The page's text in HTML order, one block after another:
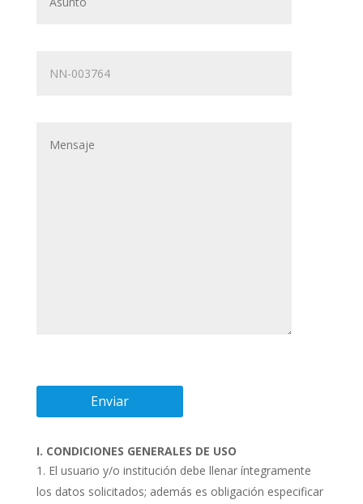
I. CONDICIONES GENERALES DE USO
El usuario y/o institución debe llenar íntegramente
los datos solicitados; además es obligación especificar